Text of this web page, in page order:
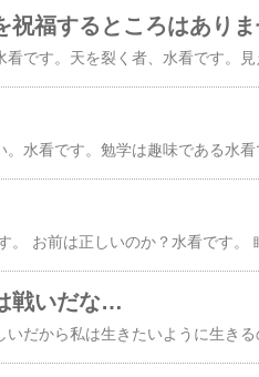
祝福するところはあり
戦いだな…